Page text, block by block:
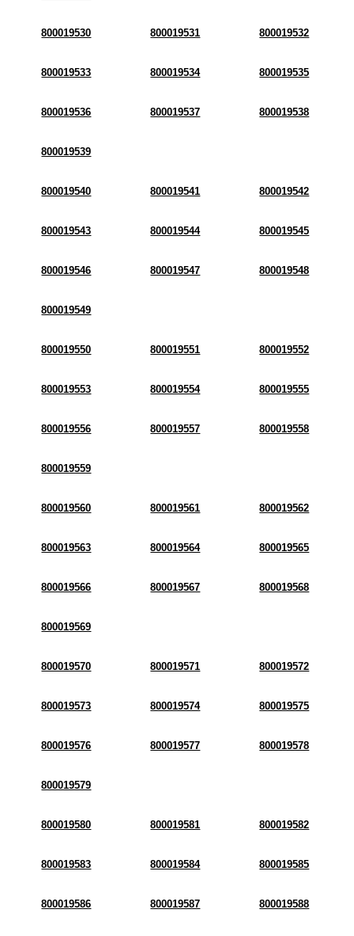
800019530 800019531 800019532
800019533 800019534 800019535
800019536 800019537 800019538
800019539
800019540 800019541 800019542
800019543 800019544 800019545
800019546 800019547 800019548
800019549
800019550 800019551 800019552
800019553 800019554 800019555
800019556 800019557 800019558
800019559
800019560 800019561 800019562
800019563 800019564 800019565
800019566 800019567 800019568
800019569
800019570 800019571 800019572
800019573 800019574 800019575
800019576 800019577 800019578
800019579
800019580 800019581 800019582
800019583 800019584 800019585
800019586 800019587 800019588